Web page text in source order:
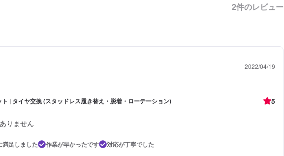
2件のレビュー
2022/04/19
| タイヤ交換 (スタッドレス履き替え・脱着・ローテーション) 5
りません
満足しました 作業が早かったです 対応が丁寧でした